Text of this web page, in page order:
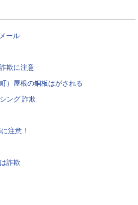
ール
欺に注意
）屋根の銅板はがされる
ング 詐欺
注意！
詐欺